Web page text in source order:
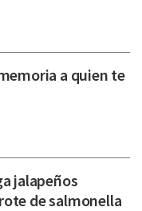
a quien te
jalapeños
de salmonella